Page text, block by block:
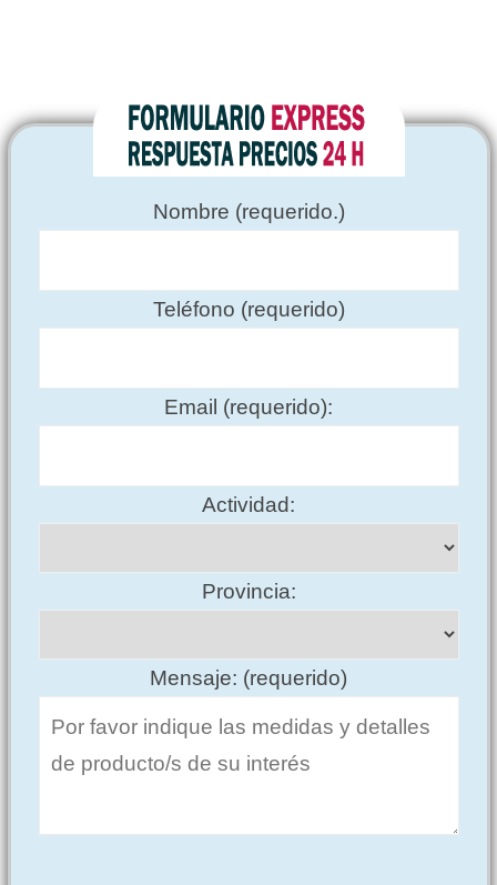
Nombre (requerido.)
Teléfono (requerido)
Email (requerido):
Actividad:
Provincia:
Mensaje: (requerido)